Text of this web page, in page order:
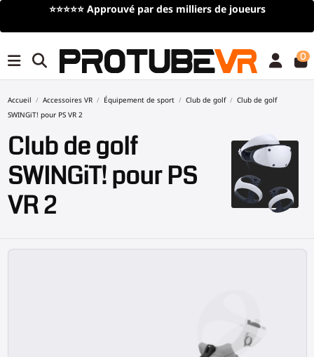
Livraison gratuitepour toute commande de plus de 100€/115$
0
Accueil Accessoires VR Équipement de sport Club de golf
Club de golf
SWINGiT! pour PS VR 2
Club de golf
SWINGiT! pour PS
VR 2